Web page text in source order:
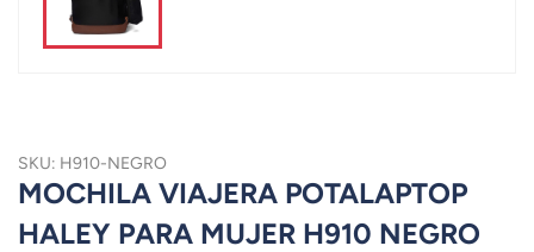
SKU: H910-NEGRO
MOCHILA VIAJERA POTALAPTOP
HALEY PARA MUJER H910 NEGRO